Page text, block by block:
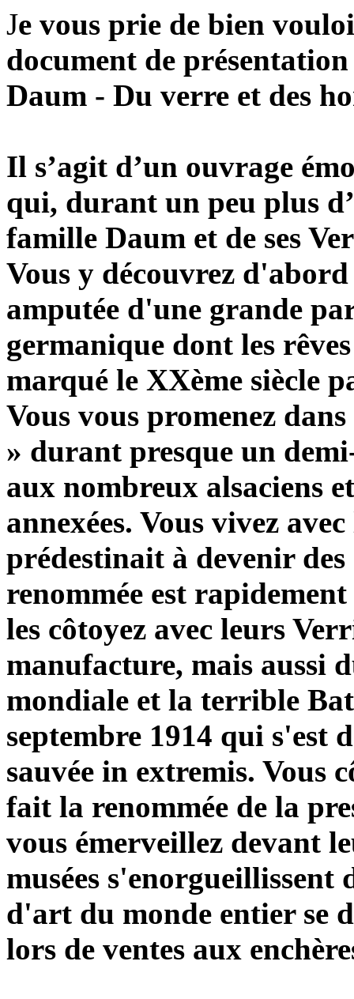
Je vous prie de bien
document de
Daum - Du verre et des
Il s’agit d’un ouvrage
qui, durant un peu plus
famille Daum et de ses
Vous y découvrez
amputée d'une grande
germanique dont les
marqué le XXème siècle
Vous vous promenez
» durant presque un
aux nombreux alsaciens
annexées. Vous vivez
prédestinait à devenir
renommée est
les côtoyez avec leurs
manufacture, mais aussi
mondiale et la terrible
septembre 1914 qui s'est
sauvée in extremis. Vous
fait la renommée de la
vous émerveillez devant
musées s'enorgueillissent
d'art du monde entier se
lors de ventes aux